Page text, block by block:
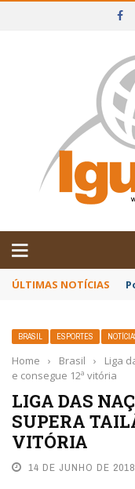
IGUAÍ E
ÚLTIMAS NOTÍCIAS
BRASIL ESPORTES
Home › Brasil ›
Liga
e consegue 12ª vitória
LIGA DAS
SUPERA
VITÓRIA
14 DE JUNHO DE 2018